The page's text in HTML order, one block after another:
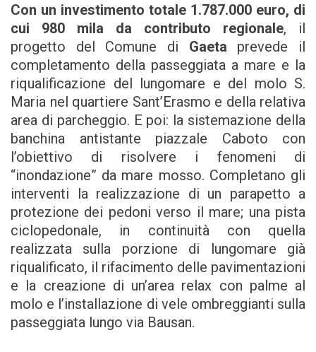
Con un investimento totale 1.787.000 euro, di
cui 980 mila da contributo regionale, il
progetto del Comune di Gaeta prevede il
completamento della passeggiata a mare e la
riqualificazione del lungomare e del molo S.
Maria nel quartiere Sant’Erasmo e della relativa
area di parcheggio. E poi: la sistemazione della
banchina antistante piazzale Caboto con
l’obiettivo di risolvere i fenomeni di
“inondazione” da mare mosso. Completano gli
interventi la realizzazione di un parapetto a
protezione dei pedoni verso il mare; una pista
ciclopedonale, in continuità con quella
realizzata sulla porzione di lungomare già
riqualificato, il rifacimento delle pavimentazioni
e la creazione di un’area relax con palme al
molo e l’installazione di vele ombreggianti sulla
passeggiata lungo via Bausan.